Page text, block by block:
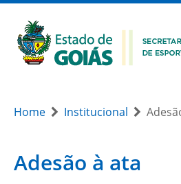
Home Institucional
Adesão à ata